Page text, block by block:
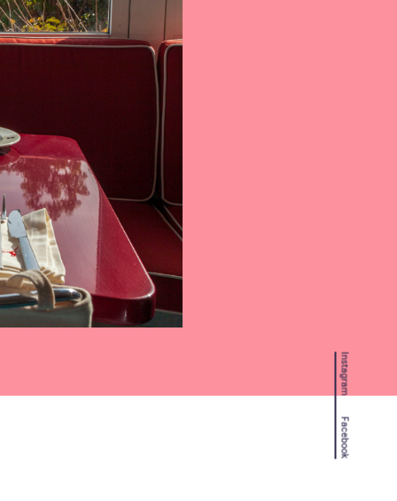
Instagram
Facebook